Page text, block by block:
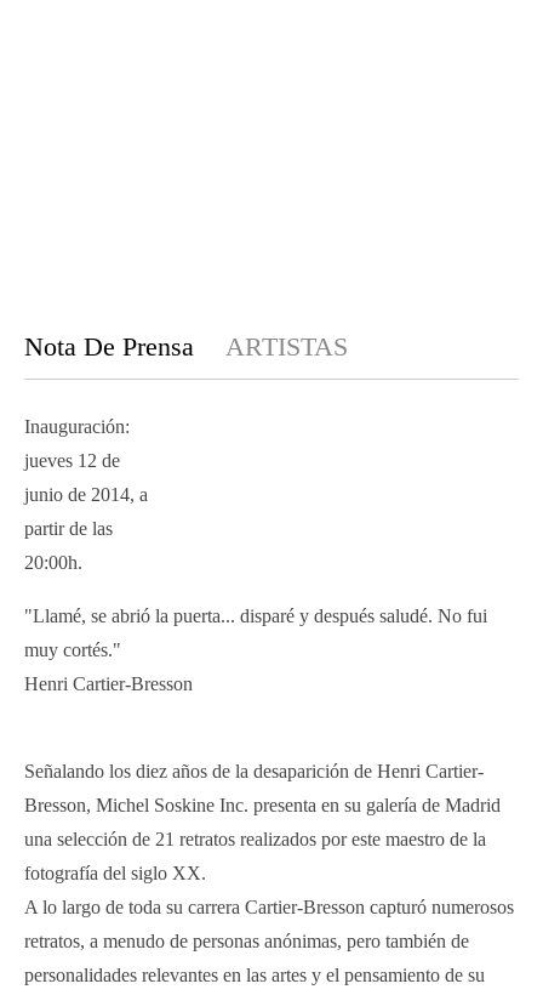
Nota De Prensa ARTISTAS
Inauguración:
jueves 12 de
junio de 2014, a
partir de las
20:00h.
"Llamé, se abrió la puerta... disparé y después saludé. No fui
muy cortés."
Henri Cartier-Bresson
Señalando los diez años de la desaparición de Henri Cartier-
Bresson, Michel Soskine Inc. presenta en su galería de Madrid
una selección de 21 retratos realizados por este maestro de la
fotografía del siglo XX.
A lo largo de toda su carrera Cartier-Bresson capturó numerosos
retratos, a menudo de personas anónimas, pero también de
personalidades relevantes en las artes y el pensamiento de su